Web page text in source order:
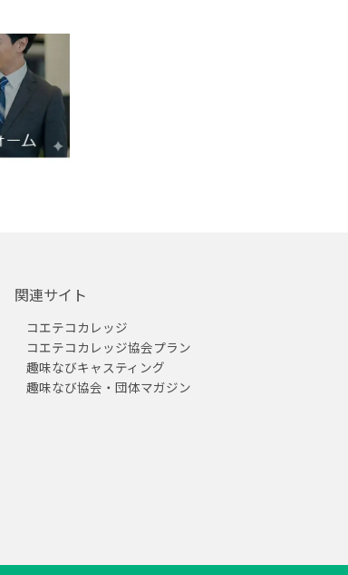
関連サイト
コエテコカレッジ
コエテコカレッジ協会プラン
趣味なびキャスティング
趣味なび協会・団体マガジン